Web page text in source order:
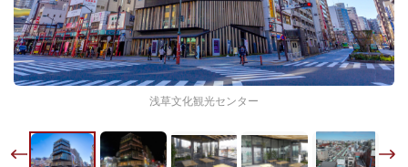
浅草文化観光センター